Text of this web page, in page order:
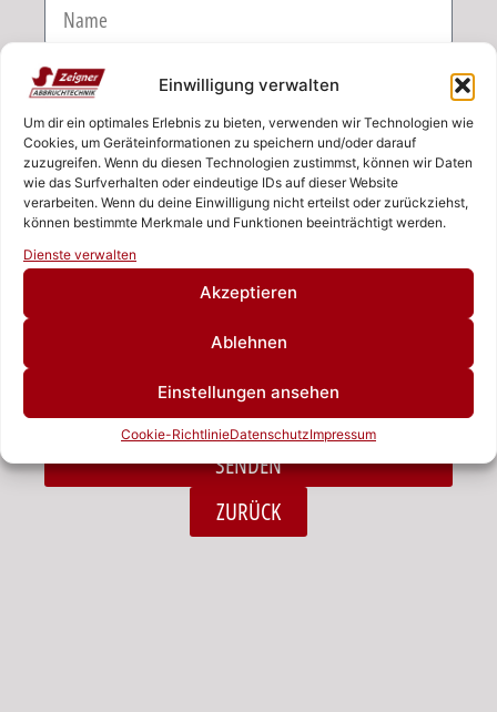
Einwilligung verwalten
Um dir ein optimales Erlebnis zu bieten, verwenden wir Technologien wie
Cookies, um Geräteinformationen zu speichern und/oder darauf
zuzugreifen. Wenn du diesen Technologien zustimmst, können wir Daten
wie das Surfverhalten oder eindeutige IDs auf dieser Website
verarbeiten. Wenn du deine Einwilligung nicht erteilst oder zurückziehst,
können bestimmte Merkmale und Funktionen beeinträchtigt werden.
Dienste verwalten
Akzeptieren
Ablehnen
Einstellungen ansehen
Cookie-RichtlinieDatenschutzImpressum
E-Mail
Telefon
Nachricht
Ich habe die Datenschutzerklärung zur Kenntnis
genommen.*
SENDEN
ZURÜCK
Rufen Sie uns an!